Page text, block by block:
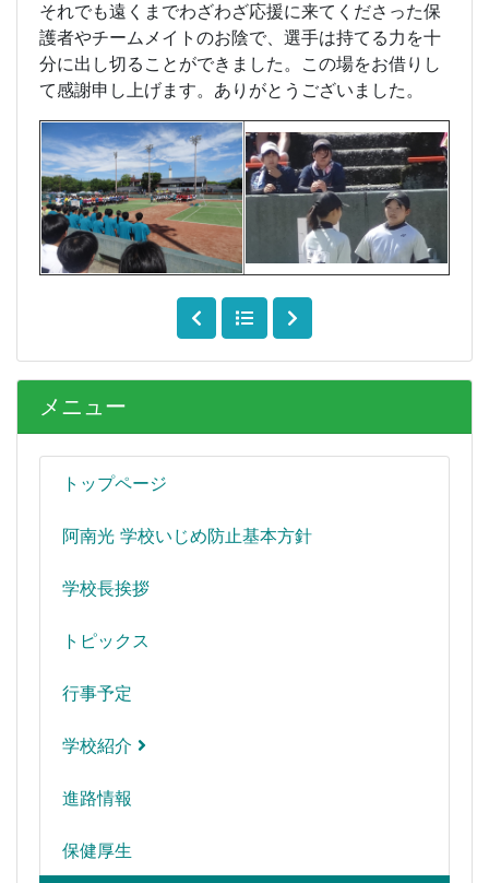
メニュー
トップページ
阿南光 学校いじめ防止基本方針
学校長挨拶
トピックス
行事予定
学校紹介
進路情報
保健厚生
それでも遠くまでわざわざ応援に来てくださった保
護者やチームメイトのお陰で、選手は持てる力を十
分に出し切ることができました。この場をお借りし
て感謝申し上げます。ありがとうございました。